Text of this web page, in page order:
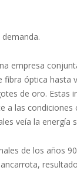
empresa
óptica hasta
de oro. Estas
a las
veía la energía
de los años